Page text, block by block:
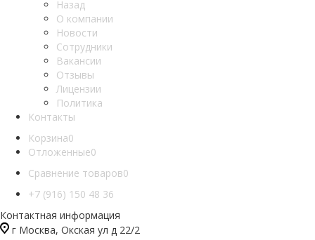
Назад
О компании
Новости
Сотрудники
Вакансии
Отзывы
Лицензии
Политика
Контакты
Корзина0
Отложенные0
Сравнение товаров0
+7 (916) 150 48 36
Контактная информация
г Москва, Окская ул д 22/2